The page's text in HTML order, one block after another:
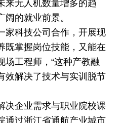
来无人机数量增多的趋
的就业前景。
家科技公司合作，开展现
既掌握岗位技能，又能在
场工程师，“这种产教融
效解决了技术与实训脱节
决企业需求与职业院校课
通过浙江省通航产业城市